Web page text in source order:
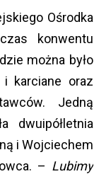
Ośrodka
konwentu
można było
karciane oraz
Jedną
dwuipółletnia
i Wojciechem
– Lubimy